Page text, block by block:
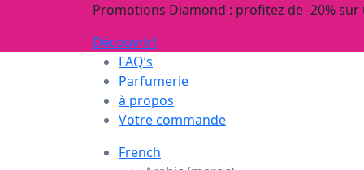
Promotions Diamond : profitez de -20%
Découvrir!
FAQ’s
Parfumerie
à propos
Votre commande
French